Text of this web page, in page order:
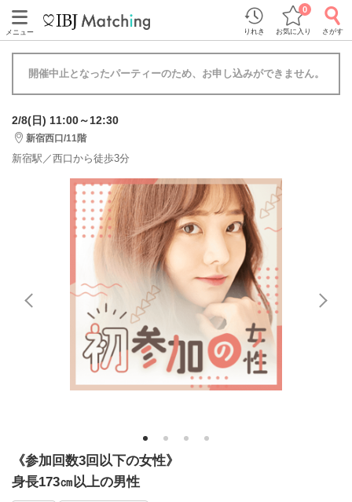
メニュー りれき お気に入り
0
さがす
開催中止となったパーティーのため、お申し込みができません。
2/8(日) 11:00～12:30
新宿西口/11階
新宿駅／西口から徒歩3分
1 2 3 4
《参加回数3回以下の女性》
身長173㎝以上の男性